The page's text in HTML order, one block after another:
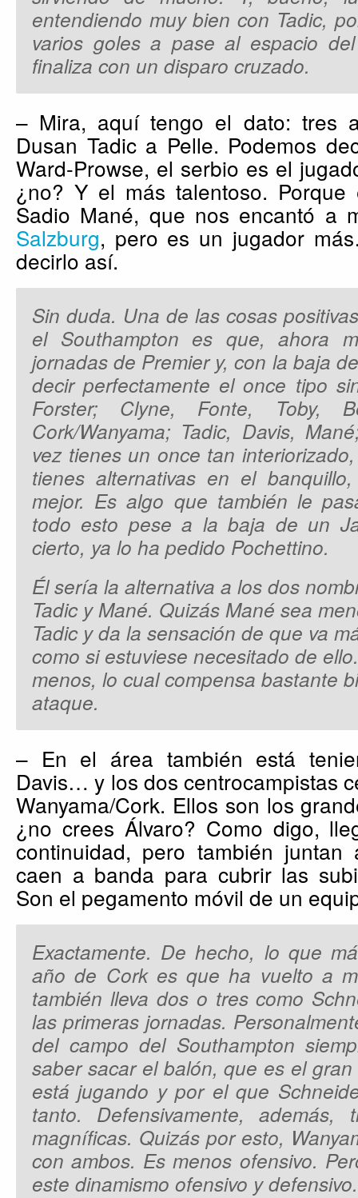
entendiendo muy bien con Tadic,
varios goles a pase al espacio
finaliza con un disparo cruzado.
– Mira, aquí tengo el dato: tres
Dusan Tadic a Pelle. Podemos
Ward-Prowse, el serbio es el
¿no? Y el más talentoso.
Sadio Mané, que nos encantó a
Salzburg, pero es un jugador
decirlo así.
Sin duda. Una de las cosas
el Southampton es que, ahora
jornadas de Premier y, con la baja
decir perfectamente el once tipo
Forster; Clyne, Fonte, Toby,
Cork/Wanyama; Tadic, Davis,
vez tienes un once tan
tienes alternativas en el
mejor. Es algo que también le
todo esto pese a la baja de un
cierto, ya lo ha pedido Pochettino.
Él sería la alternativa a los dos
Tadic y Mané. Quizás Mané sea
Tadic y da la sensación de que va
como si estuviese necesitado de
menos, lo cual compensa bastante
ataque.
– En el área también está
Davis… y los dos centrocampistas
Wanyama/Cork. Ellos son los
¿no crees Álvaro? Como digo,
continuidad, pero también
caen a banda para cubrir las
Son el pegamento móvil de un
Exactamente. De hecho, lo que
año de Cork es que ha vuelto a
también lleva dos o tres como
las primeras jornadas.
del campo del Southampton
saber sacar el balón, que es el
está jugando y por el que
tanto. Defensivamente, además,
magníficas. Quizás por esto,
con ambos. Es menos ofensivo.
este dinamismo ofensivo y defensivo.